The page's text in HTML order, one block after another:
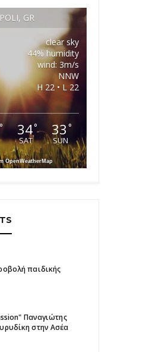
GR
clear sky
44% humidity
wind: 3m/s
NNW
H 22 • L 22
° 34°
SAT
33 °
SUN
OpenWeatherMap
παιδικής
Παναγιώτης
στην Ασέα